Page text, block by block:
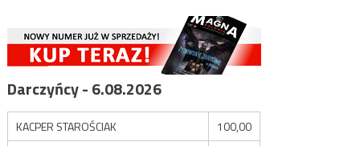
Darczyńcy - 6.08.2026
KACPER STAROŚCIAK
100,00